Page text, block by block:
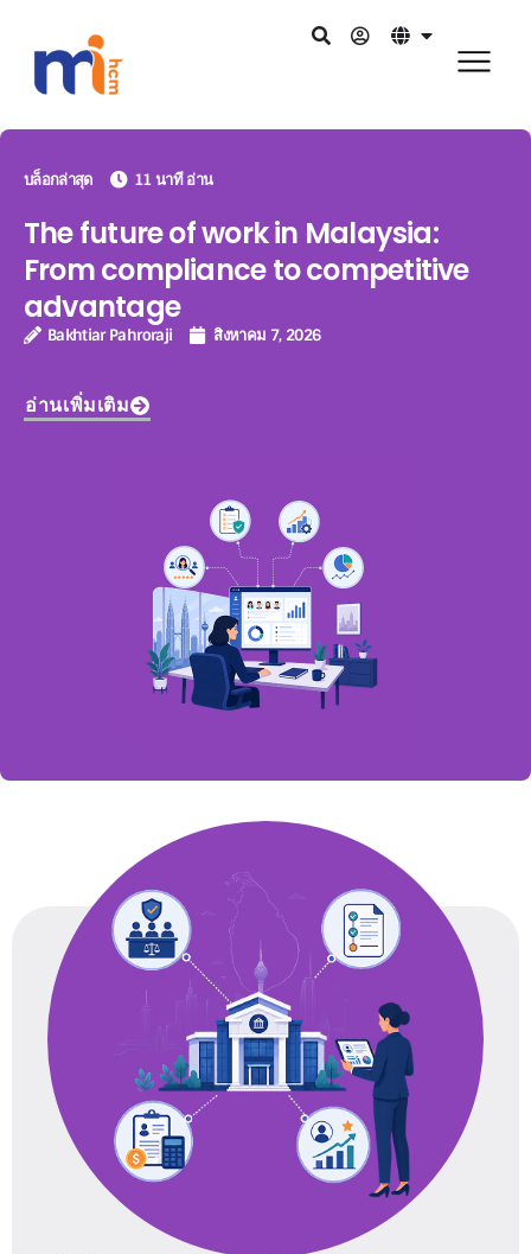
บล็อกล่าสุด 11 นาที อ่าน
The future of work in Malaysia:
From compliance to competitive
advantage
Bakhtiar Pahroraji สิงหาคม 7, 2026
อ่านเพิ่มเติม